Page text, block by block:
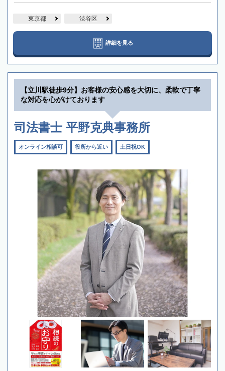
東京都 渋谷区
詳細を見る
【立川駅徒歩9分】お客様の安心感を大切に、柔軟で丁寧
な対応を心がけております
司法書士 平野克典事務所
オンライン相談可 役所から近い 土日祝OK